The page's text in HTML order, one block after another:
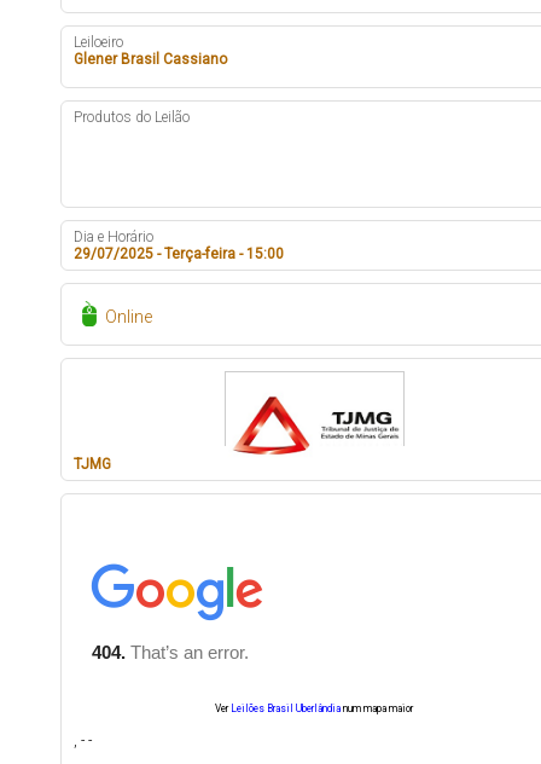
Leiloeiro
Glener Brasil Cassiano
Produtos do Leilão
Dia e Horário
29/07/2025 - Terça-feira - 15:00
Online
TJMG
Ver Leilões Brasil Uberlândia num mapa maior
, - -